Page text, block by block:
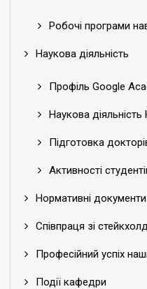
Робочі програми
Наукова діяльність
Профіль Google
Наукова
Підготовка
Активності
Нормативні
Співпраця зі
Професійний успіх
Події кафедри